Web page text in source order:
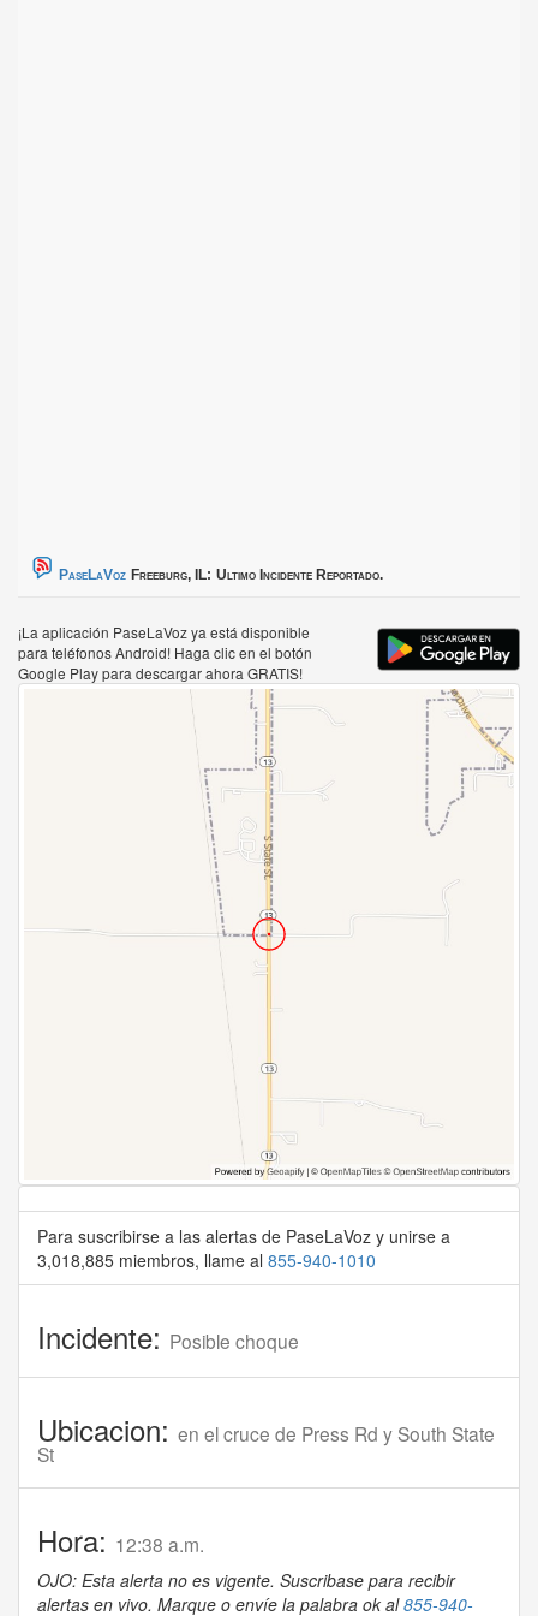
PaseLaVoz Freeburg, IL: Ultimo Incidente Reportado.
¡La aplicación PaseLaVoz ya está disponible
para teléfonos Android! Haga clic en el botón
Google Play para descargar ahora GRATIS!
Para suscribirse a las alertas de PaseLaVoz y unirse a
3,018,885 miembros, llame al 855-940-1010
Incidente: Posible choque
Ubicacion: en el cruce de Press Rd y South State
St
Hora: 12:38 a.m.
OJO: Esta alerta no es vigente. Suscribase para recibir
alertas en vivo. Marque o envíe la palabra ok al855-940-